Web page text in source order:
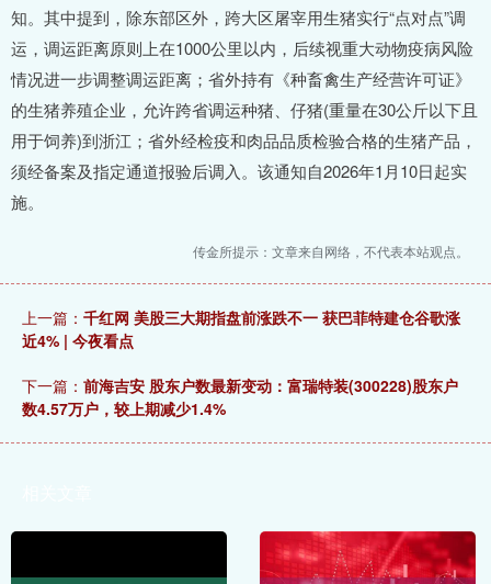
知。其中提到，除东部区外，跨大区屠宰用生猪实行“点对点”调
运，调运距离原则上在1000公里以内，后续视重大动物疫病风险
情况进一步调整调运距离；省外持有《种畜禽生产经营许可证》
的生猪养殖企业，允许跨省调运种猪、仔猪(重量在30公斤以下且
用于饲养)到浙江；省外经检疫和肉品品质检验合格的生猪产品，
须经备案及指定通道报验后调入。该通知自2026年1月10日起实
施。
传金所提示：文章来自网络，不代表本站观点。
上一篇： 千红网 美股三大期指盘前涨跌不一 获巴菲特建仓谷歌涨
近4% | 今夜看点
下一篇： 前海吉安 股东户数最新变动：富瑞特装(300228)股东户
数4.57万户，较上期减少1.4%